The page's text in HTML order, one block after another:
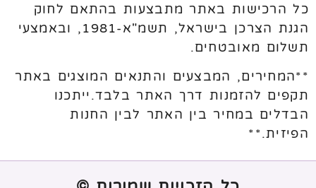
כל הרכישות באתר מתבצעות בהתאם לחוק
הגנת הצרכן בישראל, תשמ"א-1981, ובאמצעי
תשלום מאובטחים.
**המחירים, המבצעים והתנאים המוצגים באתר
תקפים להזמנות דרך האתר בלבד.ייתכנו
הבדלים במחיר בין האתר לבין החנות
הפיזית.**